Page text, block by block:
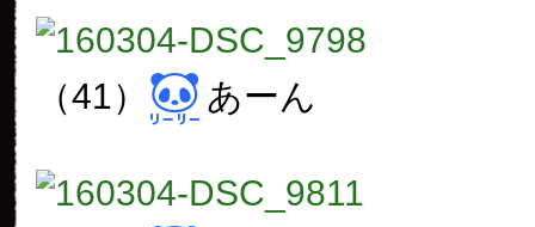
（41） あーん